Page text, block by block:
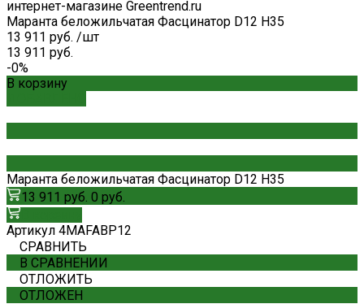
Маранта беложильчатая Фасцинатор D12 H35
13 911 руб. /шт
13 911 руб.
-0%
В корзину
Маранта беложильчатая Фасцинатор D12 H35
13 911 руб. 0 руб.
Артикул 4MAFABP12
СРАВНИТЬ
В СРАВНЕНИИ
ОТЛОЖИТЬ
ОТЛОЖЕН